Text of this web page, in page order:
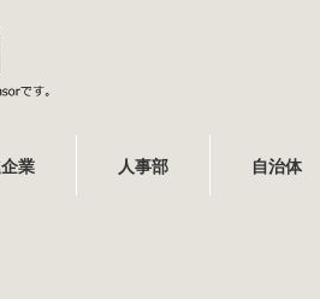
業 人事部 自治体